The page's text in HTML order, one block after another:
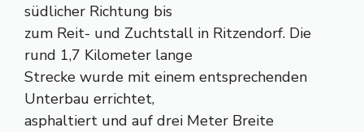
südlicher Richtung bis
zum Reit- und Zuchtstall in Ritzendorf. Die
rund 1,7 Kilometer lange
Strecke wurde mit einem entsprechenden
Unterbau errichtet,
asphaltiert und auf drei Meter Breite